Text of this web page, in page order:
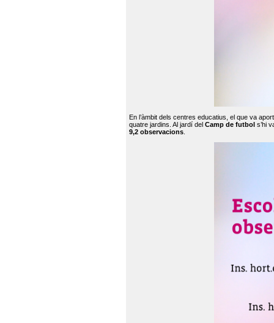
En l’àmbit dels centres educatius, el que va
quatre jardins. Al jardí del Camp de futbol s’hi
9,2 observacions